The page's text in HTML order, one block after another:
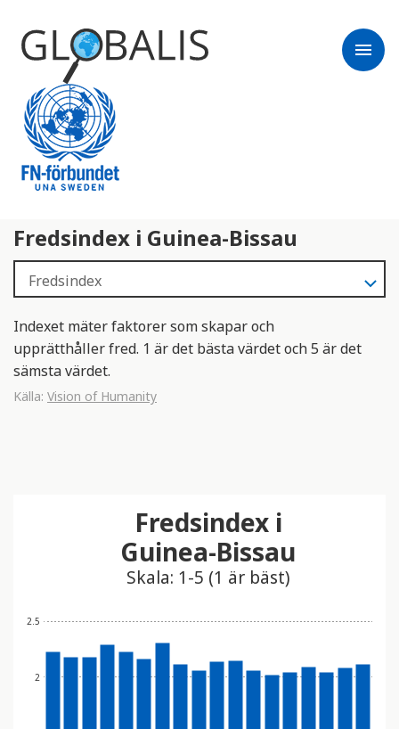
menu
Fredsindex i Guinea-Bissau
Indexet mäter faktorer som skapar och
upprätthåller fred. 1 är det bästa värdet och 5 är det
sämsta värdet.
Källa: Vision of Humanity
2
2.5
Fredsindex i
Guinea-Bissau
Skala: 1-5 (1 är bäst)